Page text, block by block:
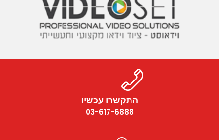
התקשרו עכשיו
03-617-6888